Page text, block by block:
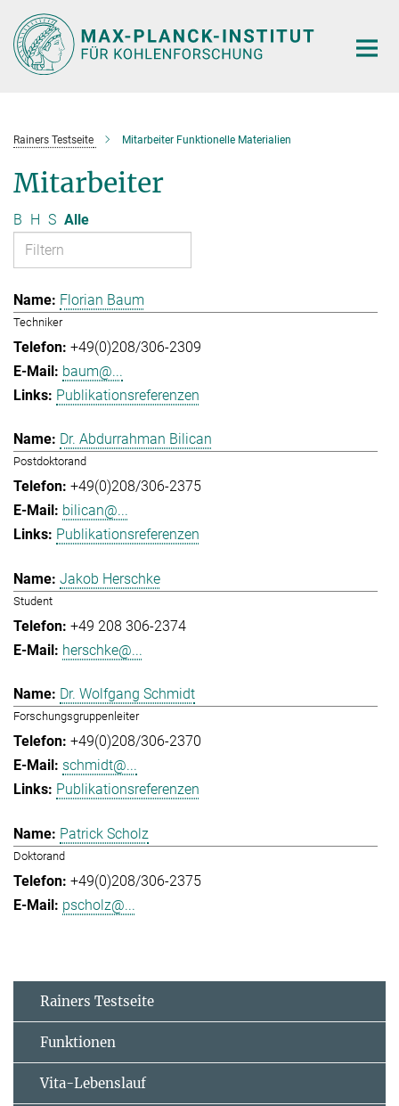
Hauptinhalt
Rainers Testseite Mitarbeiter Funktionelle Materialien
Mitarbeiter
B H S Alle
Florian Baum
Techniker
+49(0)208/306-2309
baum@...
Publikationsreferenzen
Dr. Abdurrahman Bilican
Postdoktorand
+49(0)208/306-2375
bilican@...
Publikationsreferenzen
Jakob Herschke
Student
+49 208 306-2374
herschke@...
Dr. Wolfgang Schmidt
Forschungsgruppenleiter
+49(0)208/306-2370
schmidt@...
Publikationsreferenzen
Patrick Scholz
Doktorand
+49(0)208/306-2375
pscholz@...
Rainers Testseite
Funktionen
Vita-Lebenslauf